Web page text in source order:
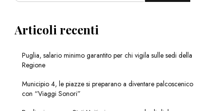
Articoli recenti
Puglia, salario minimo garantito per chi vigila sulle sedi della
Regione
Municipio 4, le piazze si preparano a diventare palcoscenico
con “Viaggi Sonori”